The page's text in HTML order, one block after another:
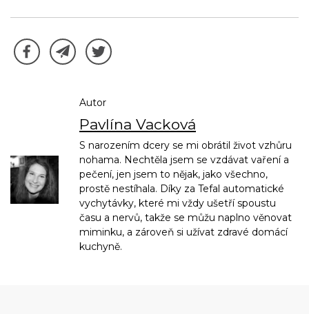
Autor
Pavlína Vacková
S narozením dcery se mi obrátil život vzhůru
nohama. Nechtěla jsem se vzdávat vaření a
pečení, jen jsem to nějak, jako všechno,
prostě nestíhala. Díky za Tefal automatické
vychytávky, které mi vždy ušetří spoustu
času a nervů, takže se můžu naplno věnovat
miminku, a zároveň si užívat zdravé domácí
kuchyně.